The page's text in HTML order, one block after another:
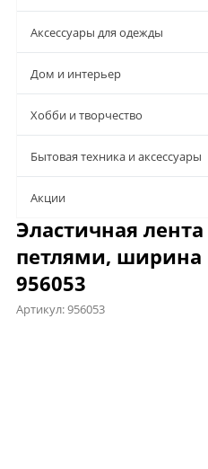
Аксессуары для одежды
Дом и интерьер
Хобби и творчество
Бытовая техника и аксессуары
Aкции
Эластичная
петлями, ширина
956053
Артикул:956053